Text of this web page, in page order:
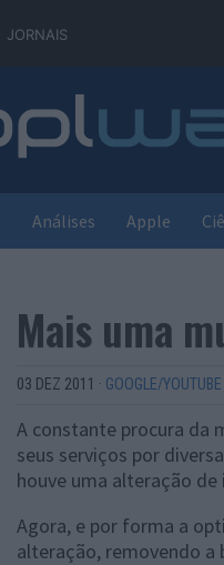
JORNAIS
Análises Apple
Mais uma
03 DEZ 2011 · GOOGLE/YOUTUBE
A constante procura da
seus serviços por
houve uma alteração de
Agora, e por forma a
alteração, removendo a